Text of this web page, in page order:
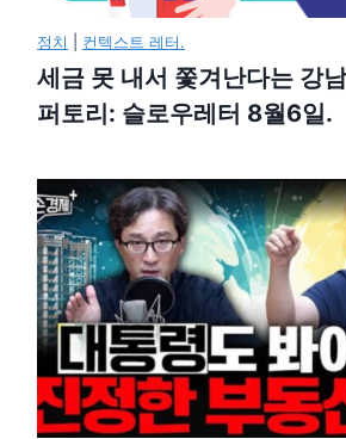
정치 컨텍스트 레터.
세금 못 내서 쫓겨난다는 강
퍼토리: 슬로우레터 8월6일.